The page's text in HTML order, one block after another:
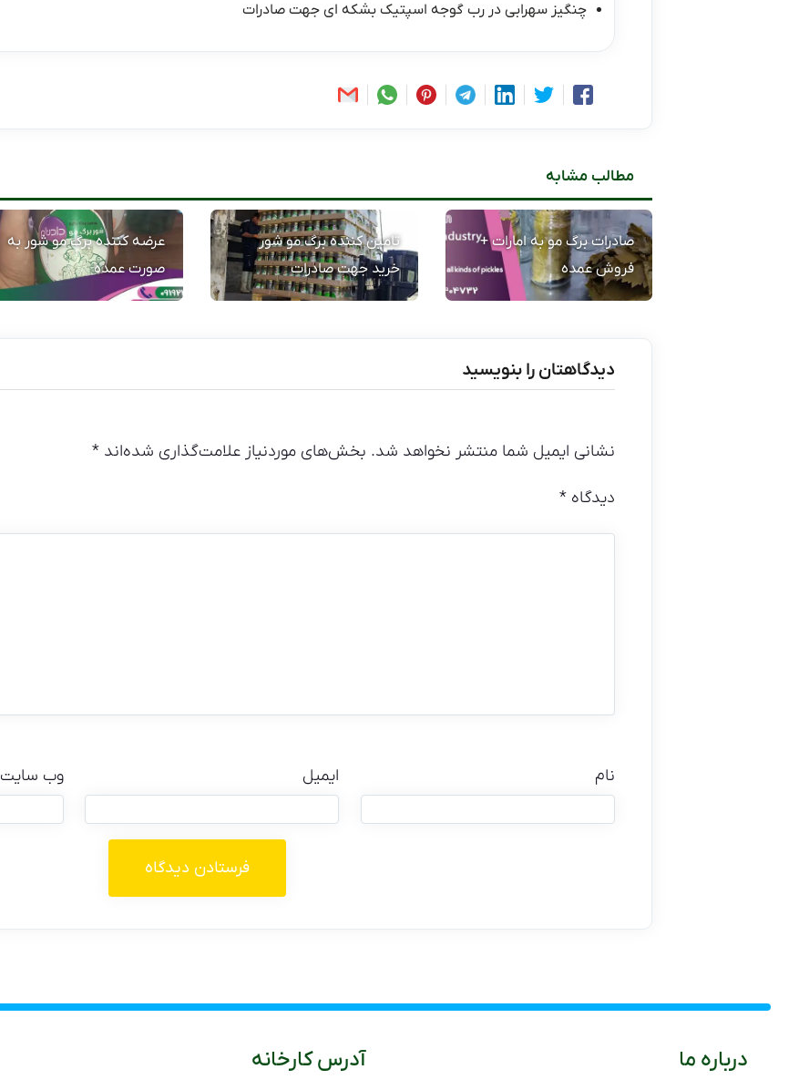
چنگیز سهرابی در رب گوجه اسپتیک بشکه ای جهت صادرات
مطالب مشابه
صادرات برگ مو به امارات +
فروش عمده
تامین کننده برگ مو شور
خرید جهت صادرات
عرضه کننده برگ مو شور به
صورت عمده
دیدگاهتان را بنویسید
نشانی ایمیل شما منتشر نخواهد شد. بخش‌های موردنیاز علامت‌گذاری شده‌اند *
دیدگاه *
نام ایمیل وب‌ سایت
درباره ما آدرس کارخانه